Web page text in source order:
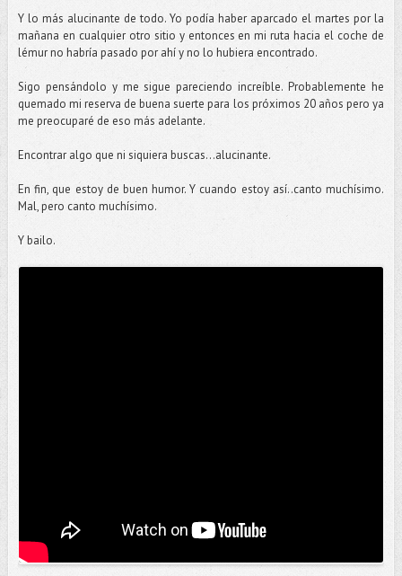
Y lo más alucinante de todo. Yo podía haber aparcado el martes por la
mañana en cualquier otro sitio y entonces en mi ruta hacia el coche de
lémur no habría pasado por ahí y no lo hubiera encontrado.
Sigo pensándolo y me sigue pareciendoincreíble.Probablemente he
quemado mi reserva de buena suerte para los próximos 20 años pero ya
me preocuparé de eso más adelante.
Encontrar algo que ni siquiera buscas...alucinante.
En fin, que estoy de buen humor. Y cuando estoy así..canto muchísimo.
Mal, pero canto muchísimo.
Y bailo.